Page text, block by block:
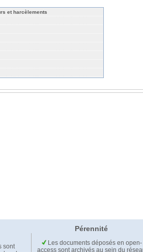
et harcèlements
Pérennité
sont
Les documents déposés en open-
access sont archivés au sein du